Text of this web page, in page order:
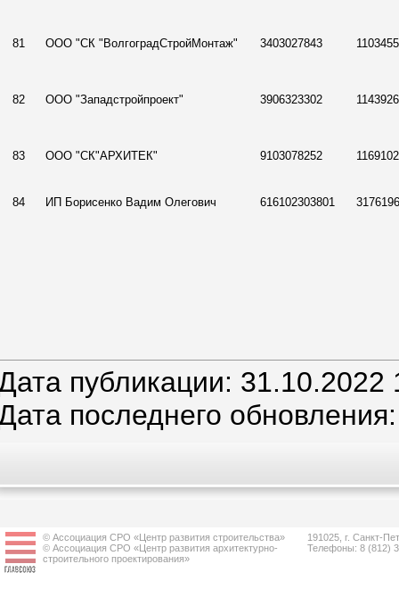
81 ООО "СК "ВолгоградСтройМонтаж" 3403027843
82 ООО "Западстройпроект" 3906323302
83 ООО "СК"АРХИТЕК" 9103078252
84 ИП Борисенко Вадим Олегович 616102303801
публикации: 31.10.2022
последнего
© Ассоциация СРО «Центр развития строительства»
© Ассоциация СРО «Центр развития архитектурно-
строительного проектирования»
191025, г. Санкт-
Телефоны: 8 (812)